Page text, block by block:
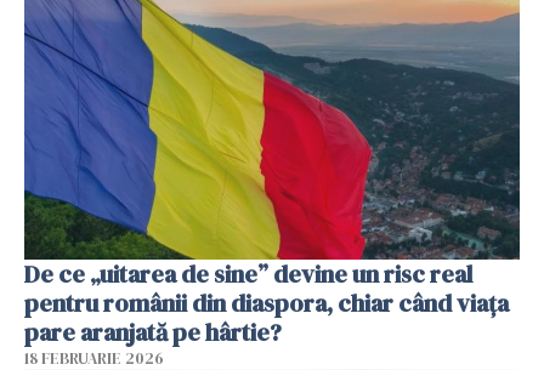
De ce „uitarea de sine” devine un risc real
pentru românii din diaspora, chiar când viața
pare aranjată pe hârtie?
18 FEBRUARIE 2026